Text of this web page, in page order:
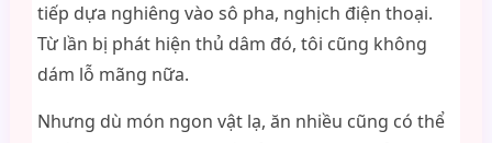
tiếp dựa nghiêng vào sô pha, nghịch điện thoại.
Từ lần bị phát hiện thủ dâm đó, tôi cũng không
dám lỗ mãng nữa.
Nhưng dù món ngon vật lạ, ăn nhiều cũng có thể